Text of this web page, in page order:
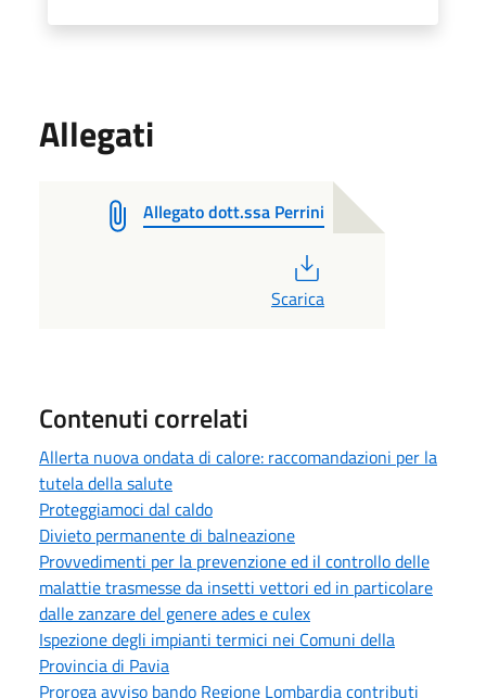
Allegati
Allegato dott.ssa Perrini
Scarica
Contenuti correlati
Allerta nuova ondata di calore: raccomandazioni per la
tutela della salute
Proteggiamoci dal caldo
Divieto permanente di balneazione
Provvedimenti per la prevenzione ed il controllo delle
malattie trasmesse da insetti vettori ed in particolare
dalle zanzare del genere ades e culex
Ispezione degli impianti termici nei Comuni della
Provincia di Pavia
Proroga avviso bando Regione Lombardia contributi